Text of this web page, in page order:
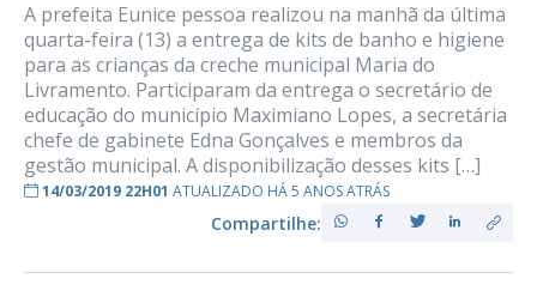
A prefeita Eunice pessoa realizou na manhã da última
quarta-feira (13) a entrega de kits de banho e higiene
para as crianças da creche municipal Maria do
Livramento. Participaram da entrega o secretário de
educação do município Maximiano Lopes, a secretária
chefe de gabinete Edna Gonçalves e membros da
gestão municipal. A disponibilização desses kits […]
14/03/2019 22H01 ATUALIZADO HÁ 5 ANOS ATRÁS
Compartilhe: